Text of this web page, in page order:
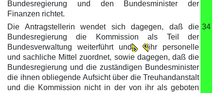
Bundesregierung und den Bundesminister der
Finanzen richtet.
Die Antragstellerin wendet sich dagegen, daß die
Bundesregierung die Kommission als Teil der
Bundesverwaltung weiterführt und
ihr personelle
und sachliche Mittel zuordnet, sowie dagegen, daß die
Bundesregierung und die zuständigen Bundesminister
die ihnen obliegende Aufsicht über die Treuhandanstalt
und die Kommission nicht in der von ihr als geboten
34